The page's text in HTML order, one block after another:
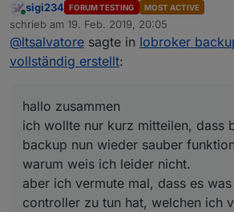
backup nun wieder sauber
warum weis ich leider nicht.
aber ich vermute mal, dass es
controller zu tun hat, welchen
aktualisiert habe.
backup ohne vis.0 ordner und
mit vis.0 ordner gemacht habe.
Online
sigi234 FORUM TESTING MOST ACTIVE
schrieb am 19. Feb. 2019, 20:05
zuletzt editiert von
@ltsalvatore sagte in Iobroker
vollständig erstellt:
hallo zusammen
ich wollte nur kurz mitteilen, dass
backup nun wieder sauber
warum weis ich leider nicht.
aber ich vermute mal, dass es
controller zu tun hat, welchen ich